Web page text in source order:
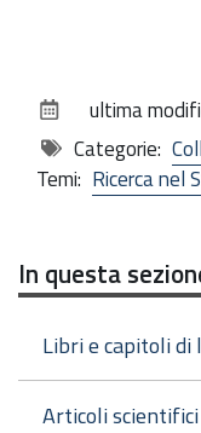
documento
ultima
Categorie:
Temi: Ricerca nel
In questa
Libri e capitoli di
Articoli